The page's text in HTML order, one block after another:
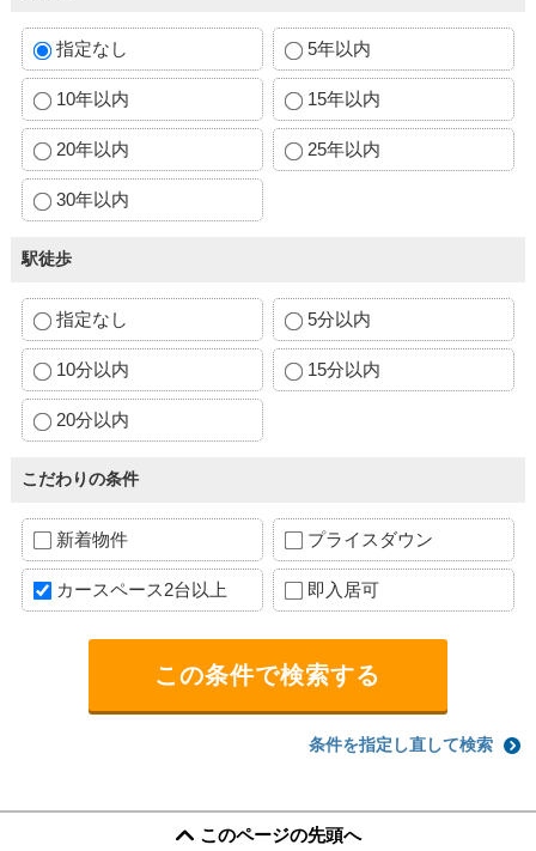
指定なし 5年以内
10年以内 15年以内
20年以内 25年以内
30年以内
駅徒歩
指定なし 5分以内
10分以内 15分以内
20分以内
こだわりの条件
新着物件 プライスダウン
カースペース2台以上 即入居可
条件を指定し直して検索
このページの先頭へ